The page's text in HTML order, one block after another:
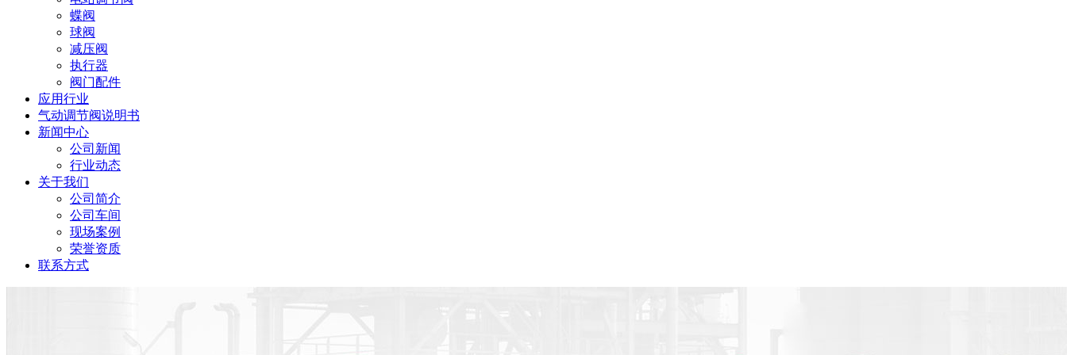
蝶阀
球阀
减压阀
执行器
阀门配件
应用行业
气动调节阀说明书
新闻中心
公司新闻
行业动态
关于我们
公司简介
公司车间
现场案例
荣誉资质
联系方式